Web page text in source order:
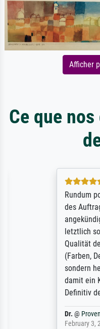
Afficher
Ce que
5 / 5
Rundum
des Auftrags
angekündigte
letztlich sogar
Qualität des
(Farben, Details
sondern
damit ein
Definitiv den
ProvenExpert
February 3, 2026